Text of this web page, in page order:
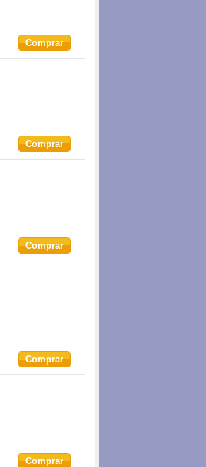
Comprar
Comprar
Comprar
Comprar
Comprar